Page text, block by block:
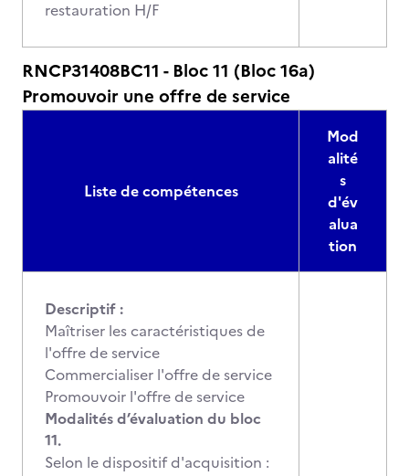
restauration H/F
RNCP31408BC11 - Bloc 11 (Bloc 16a)
Promouvoir une offre de service
Liste de compétences
Mod
alité
s
d'év
alua
tion
Descriptif :
Maîtriser les caractéristiques de
l'offre de service
Commercialiser l'offre de service
Promouvoir l'offre de service
Modalités d’évaluation du bloc
11.
Selon le dispositif d'acquisition :